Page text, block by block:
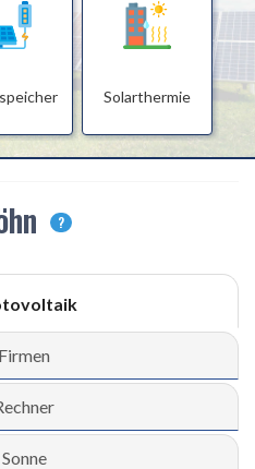
Solarthermie
?
Firmen
Sonne